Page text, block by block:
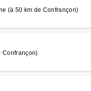
(à 50 km de Confrançon)
Confrançon)